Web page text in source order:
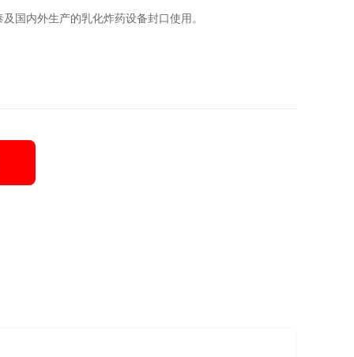
国内外生产的乳化炸药设备封口使用。